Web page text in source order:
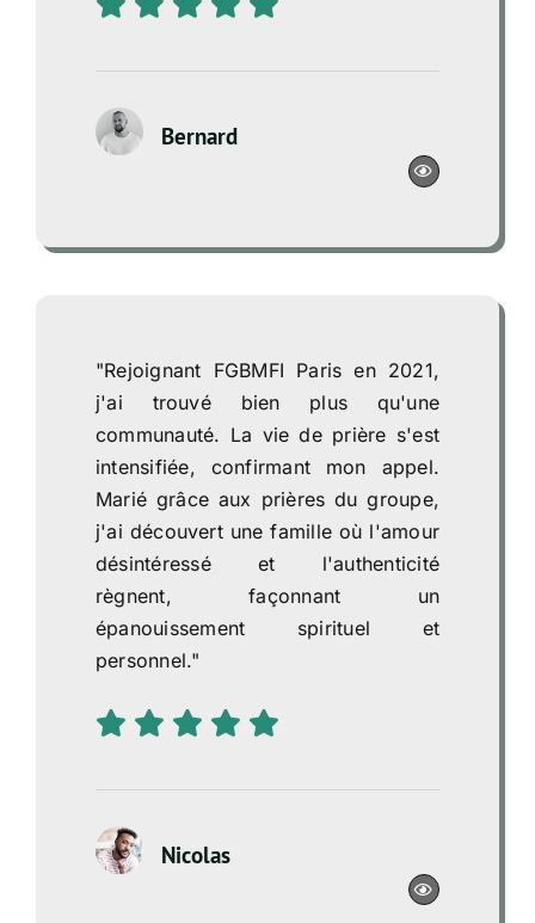
Bernard
"Rejoignant FGBMFI Paris en 2021,
j'ai trouvé bien plus qu'une
communauté. La vie de prière s'est
intensifiée, confirmant mon appel.
Marié grâce aux prières du groupe,
j'ai découvert une famille où l'amour
désintéressé et l'authenticité
règnent, façonnant un
épanouissement spirituel et
personnel."
Nicolas